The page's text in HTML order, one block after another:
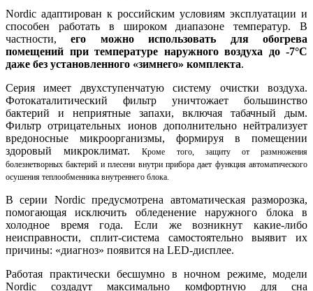
Nordic адаптирован к российским условиям эксплуатации и
способен работать в широком диапазоне температур. В
частности,его можно использовать для обогрева
помещений при температуре наружного воздуха до -7°С
даже без установленного «зимнего» комплекта.
Серия имеет двухступенчатую систему очистки воздуха.
Фотокаталитический фильтр уничтожает большинство
бактерий и неприятные запахи, включая табачный дым.
Фильтр отрицательных ионов дополнительно нейтрализует
вредоносные микроорганизмы, формируя в помещении
здоровый микроклимат.Кроме того, защиту от размножения
болезнетворных бактерий и плесени внутри прибора дает функция автоматического
осушения теплообменника внутреннего блока.
В серии Nordic предусмотрена автоматическая разморозка,
помогающая исключить обледенение наружного блока в
холодное время года. Если же возникнут какие-либо
неисправности, сплит-система самостоятельно выявит их
причины: «диагноз» появится на LED-дисплее.
Работая практически бесшумно в ночном режиме, модели
Nordic создадут максимально комфортную для сна